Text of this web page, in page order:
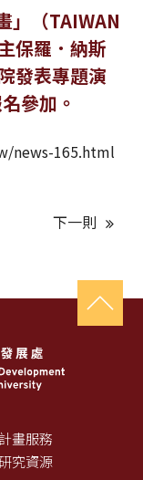
」（TAIWAN
保羅．納斯
發表專題演
參加。
news-165.html
下一則
計畫服務
究資源